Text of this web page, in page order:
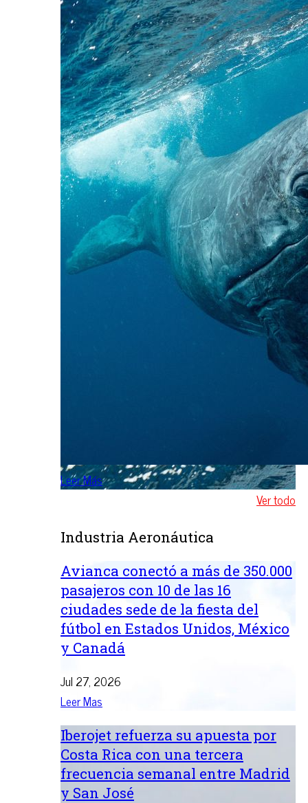
Leer Más
Ver todo
Industria Aeronáutica
Avianca conectó a más de 350.000
pasajeros con 10 de las 16
ciudades sede de la fiesta del
fútbol en Estados Unidos, México
y Canadá
Jul 27, 2026
Leer Mas
Iberojet refuerza su apuesta por
Costa Rica con una tercera
frecuencia semanal entre Madrid
y San José